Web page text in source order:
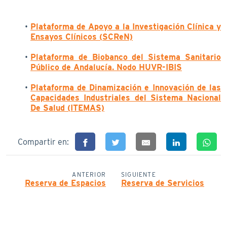
Plataforma de Apoyo a la Investigación Clínica y
Ensayos Clínicos (SCReN)
Plataforma de Biobanco del Sistema Sanitario
Público de Andalucía. Nodo HUVR-IBIS
Plataforma de Dinamización e Innovación de las
Capacidades Industriales del Sistema Nacional
De Salud (ITEMAS)
Compartir en:
ANTERIOR
Reserva de Espacios
SIGUIENTE
Reserva de Servicios